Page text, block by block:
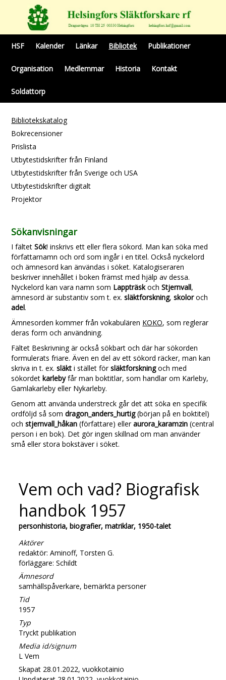
HSF Kalender Länkar Bibliotek Publikationer
Organisation Medlemmar Historia Kontakt
Soldattorp
Bibliotekskatalog
Bokrecensioner
Prislista
Utbytestidskrifter från Finland
Utbytestidskrifter från Sverige och USA
Utbytestidskrifter digitalt
Projektor
Sökanvisningar
I fältetSök! inskrivs ett eller flera sökord. Man kan söka med
författarnamn och ord som ingår i en titel. Också nyckelord
och ämnesord kan änvändas i söket. Katalogiseraren
beskriver innehållet i boken främst med hjälp av dessa.
Nyckelord kan vara namn som LappträskochStjernvall,
ämnesord är substantiv som t. ex.släktforskning,skoloroch
adel.
Ämnesorden kommer från vokabulären KOKO, som reglerar
deras form och användning.
Fältet Beskrivning är också sökbart och där har sökorden
formulerats friare. Även en del av ett sökord räcker, man kan
skriva in t. ex.släkti stället försläktforskningoch med
sökordetkarlebyfår man boktitlar, som handlar om Karleby,
Gamlakarleby eller Nykarleby.
Genom att använda understreck går det att söka en specifik
ordföljd så somdragon_anders_hurtig(början på en boktitel)
ochstjernvall_håkan (författare) elleraurora_karamzin (central
person i en bok). Det gör ingen skillnad om man använder
små eller stora bokstäver i söket.
Vem och vad? Biografisk
handbok 1957
personhistoria, biografier, matriklar, 1950-talet
Aktörer
redaktör: Aminoff, Torsten G.
förläggare: Schildt
Ämnesord
samhällspåverkare, bemärkta personer
Tid
1957
Typ
Tryckt publikation
Media id/signum
L Vem
Skapat 28.01.2022, vuokkotainio